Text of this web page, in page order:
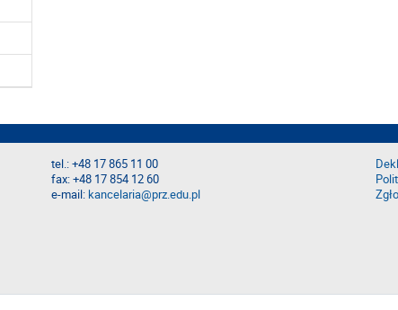
tel.: +48 17 865 11 00
fax: +48 17 854 12 60
e-mail:kancelaria@prz.edu.pl